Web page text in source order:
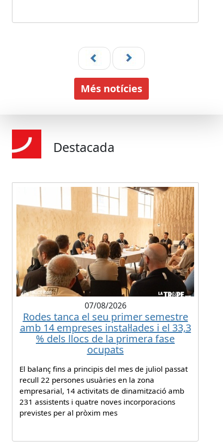
Més notícies
Destacada
07/08/2026
Rodes tanca el seu primer semestre
amb 14 empreses instal·lades i el 33,3
% dels llocs de la primera fase
ocupats
El balanç fins a principis del mes de juliol passat
recull 22 persones usuàries en la zona
empresarial, 14 activitats de dinamització amb
231 assistents i quatre noves incorporacions
previstes per al pròxim mes